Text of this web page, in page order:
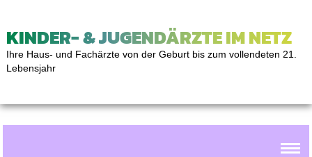
KINDER- & JUGENDÄRZTE IM NETZ
Ihre Haus- und Fachärzte von der Geburt bis zum vollendeten 21.
Lebensjahr